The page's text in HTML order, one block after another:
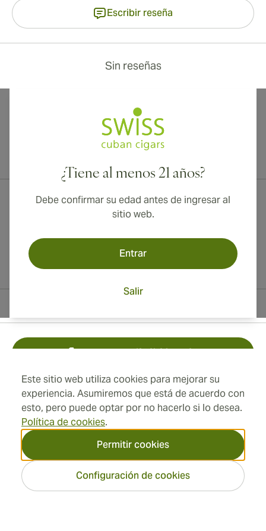
Este sitio web utiliza cookies para mejorar su
experiencia. Asumiremos que está de acuerdo con
esto, pero puede optar por no hacerlo si lo desea.
Política de cookies.
Permitir cookies
Configuración de cookies
Escribir reseña
Sin reseñas
¿Tiene al menos 21 años?
Debe confirmar su edad antes de ingresar al
sitio web.
Entrar
Salir
Dirección
Información
Toll Free +1 (850) 364 4421
+41 22 518 44 43
info@swisscubancigars.com